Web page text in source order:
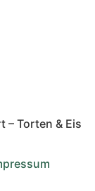
– Torten & Eis